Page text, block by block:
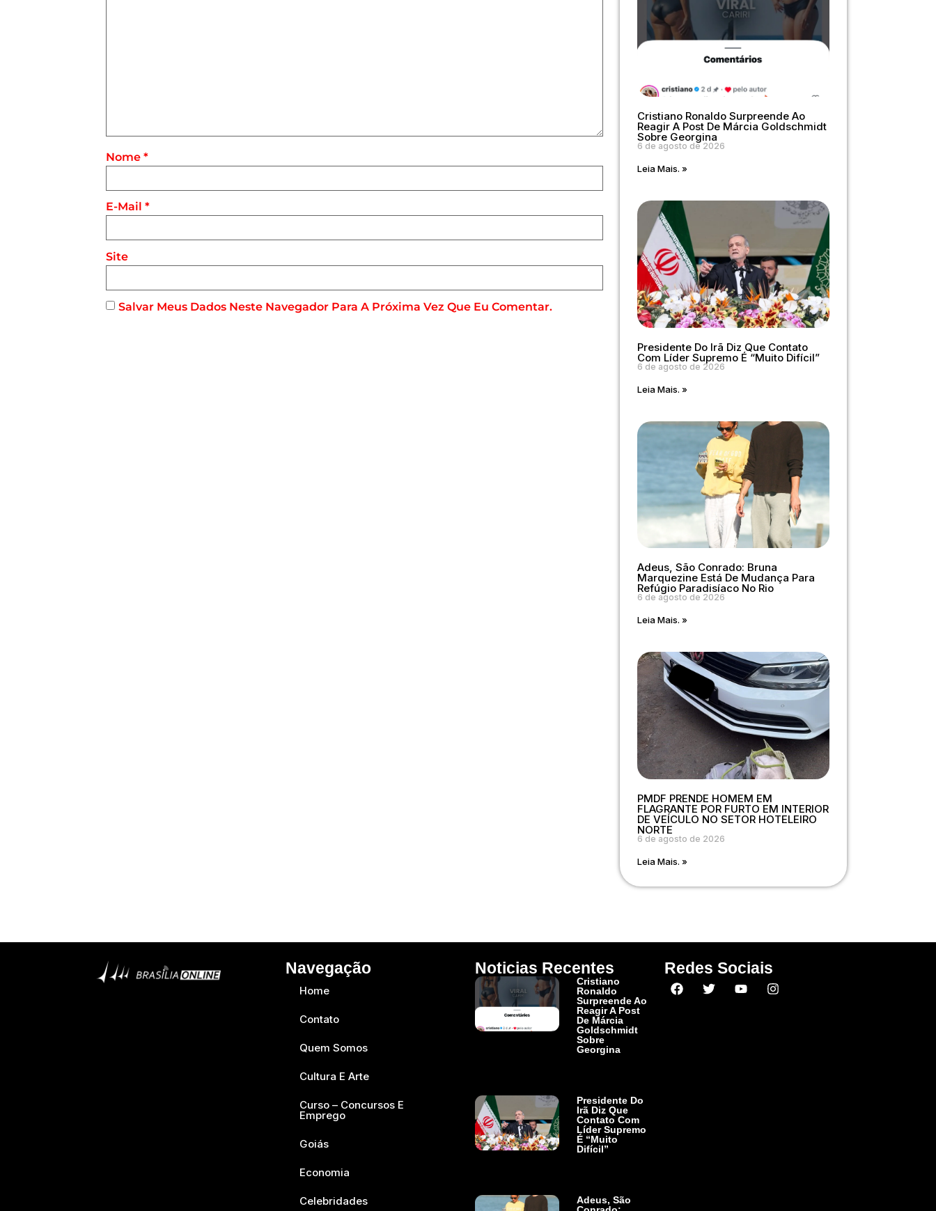
Nome *
E-Mail *
Site
Salvar Meus Dados Neste Navegador Para A Próxima Vez Que Eu Comentar.
Cristiano Ronaldo Surpreende Ao
Reagir A Post De Márcia Goldschmidt
Sobre Georgina
6 de agosto de 2026
Leia Mais. »
Presidente Do Irã Diz Que Contato
Com Líder Supremo É “muito Difícil”
6 de agosto de 2026
Leia Mais. »
Adeus, São Conrado: Bruna
Marquezine Está De Mudança Para
Refúgio Paradisíaco No Rio
6 de agosto de 2026
Leia Mais. »
PMDF PRENDE HOMEM EM
FLAGRANTE POR FURTO EM INTERIOR
DE VEÍCULO NO SETOR HOTELEIRO
NORTE
6 de agosto de 2026
Leia Mais. »
Navegação
Home
Contato
Quem Somos
Cultura E Arte
Curso – Concursos E
Emprego
Goiás
Economia
Celebridades
Noticias Recentes
Cristiano
Ronaldo
Surpreende Ao
Reagir A Post
De Márcia
Goldschmidt
Sobre
Georgina
Presidente Do
Irã Diz Que
Contato Com
Líder Supremo
É “muito
Difícil”
Adeus, São
Redes Sociais